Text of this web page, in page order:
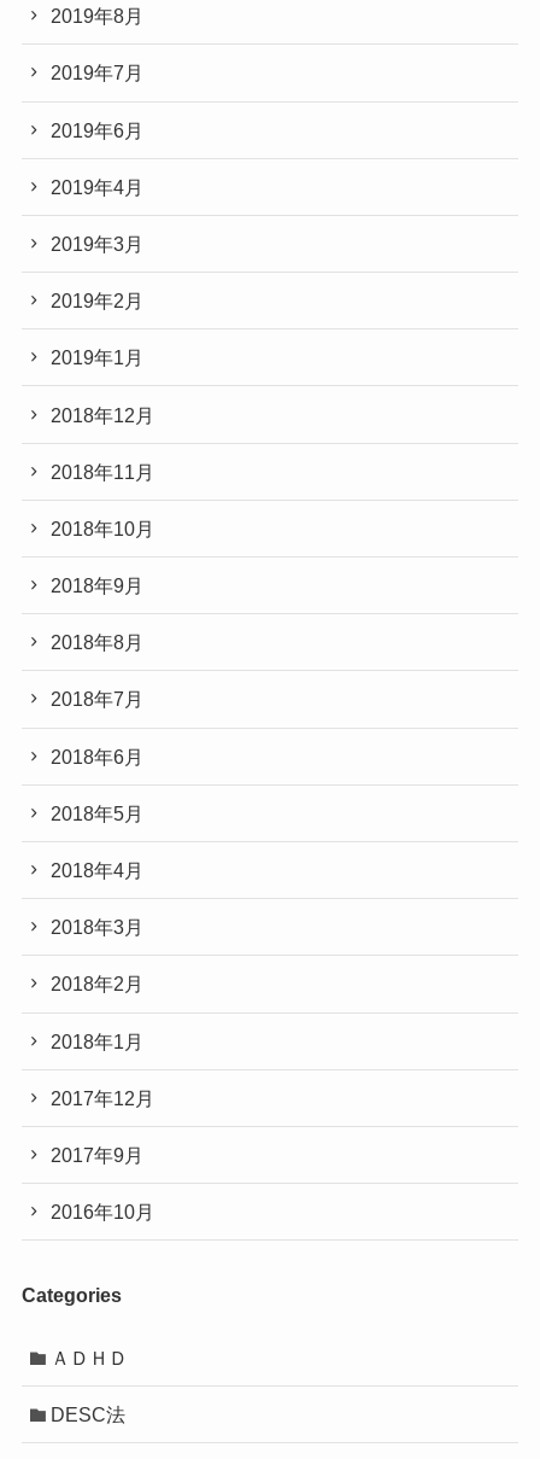
2019年8月
2019年7月
2019年6月
2019年4月
2019年3月
2019年2月
2019年1月
2018年12月
2018年11月
2018年10月
2018年9月
2018年8月
2018年7月
2018年6月
2018年5月
2018年4月
2018年3月
2018年2月
2018年1月
2017年12月
2017年9月
2016年10月
Categories
ＡＤＨＤ
DESC法